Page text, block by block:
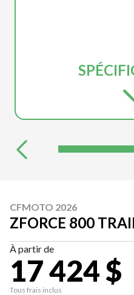
CFMOTO 2026
ZFORCE 800
À partir de
17 424 $
Tous frais inclus